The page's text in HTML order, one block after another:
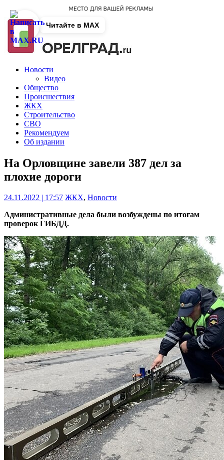
Новости
Видео
Общество
Происшествия
ЖКХ
Строительство
СВО
Рекомендуем
Об издании
На Орловщине завели 387 дел за
плохие дороги
24.11.2022 | 17:57 ЖКХ, Новости
Административные дела были возбуждены по итогам
проверок ГИБДД.
Читайте в MAX